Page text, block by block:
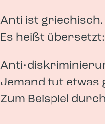
Anti ist griechisch.
Es heißt übersetzt:
Jemand tut etwas
Zum Beispiel